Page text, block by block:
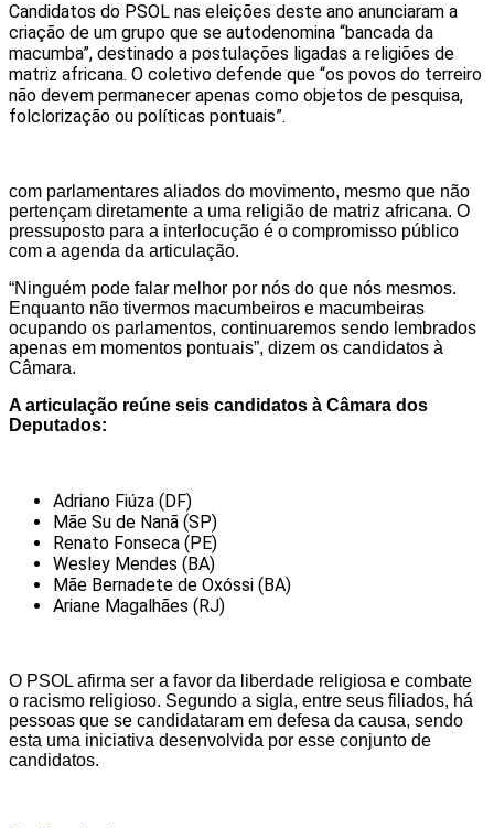
Candidatos do PSOL nas eleições deste ano anunciaram a
criação de um grupo que se autodenomina “bancada da
macumba”, destinado a postulações ligadas a religiões de
matriz africana. O coletivo defende que “os povos do terreiro
não devem permanecer apenas como objetos de pesquisa,
folclorização ou políticas pontuais”.
com parlamentares aliados do movimento, mesmo que não
pertençam diretamente a uma religião de matriz africana. O
pressuposto para a interlocução é o compromisso público
com a agenda da articulação.
“Ninguém pode falar melhor por nós do que nós mesmos.
Enquanto não tivermos macumbeiros e macumbeiras
ocupando os parlamentos, continuaremos sendo lembrados
apenas em momentos pontuais”, dizem os candidatos à
Câmara.
A articulação reúne seis candidatos à Câmara dos
Deputados:
Adriano Fiúza (DF)
Mãe Su de Nanã (SP)
Renato Fonseca (PE)
Wesley Mendes (BA)
Mãe Bernadete de Oxóssi (BA)
Ariane Magalhães (RJ)
O PSOL afirma ser a favor da liberdade religiosa e combate
o racismo religioso. Segundo a sigla, entre seus filiados, há
pessoas que se candidataram em defesa da causa, sendo
esta uma iniciativa desenvolvida por esse conjunto de
candidatos.